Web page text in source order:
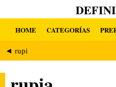
HOME CATEGORÍAS
◄ rupi